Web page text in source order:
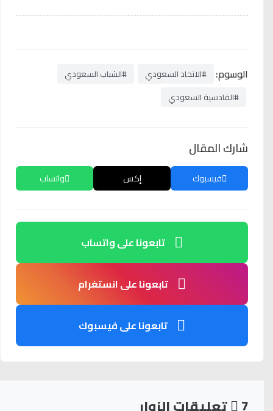
الوسوم: #الاتحاد السعودي
#الشباب السعودي
#القادسية السعودي
شارك المقال
فيسبوك إكس واتساب
تابعونا على واتساب
تابعونا على انستغرام
تابعونا على فيسبوك